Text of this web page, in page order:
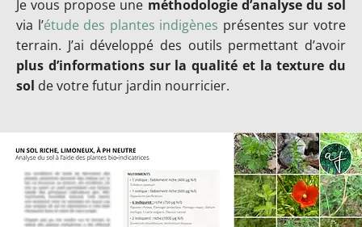
Je vous propose une méthodologie d’analyse du sol
via l’étude des plantes indigènes présentes sur votre
terrain. J’ai développé des outils permettant d’avoir
plus d’informations sur la qualité et la texture du
sol de votre futur jardin nourricier.